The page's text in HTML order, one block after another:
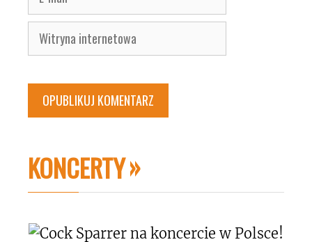
mail
Witryna
internetowa
KONCERTY